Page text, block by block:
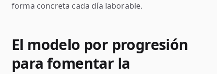
forma concreta cada día laborable.
El modelo por progresión
para fomentar la